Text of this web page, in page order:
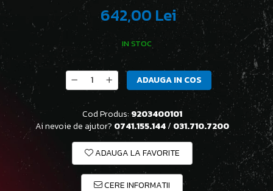
642,00 Lei
IN STOC
ADAUGA IN COS
Cod Produs: 9203400101
Ai nevoie de ajutor? 0741.155.144/ 031.710.7200
ADAUGA LA FAVORITE
CERE INFORMATII